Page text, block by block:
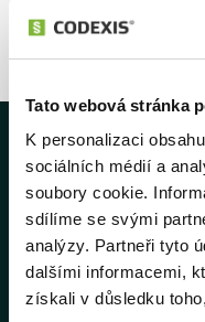
Tato webová stránka
K personalizaci
sociálních médií a
soubory cookie.
sdílíme se svými
analýzy. Partneři tyto
dalšími informacemi,
získali v důsledku
Navigace
O aplikaci